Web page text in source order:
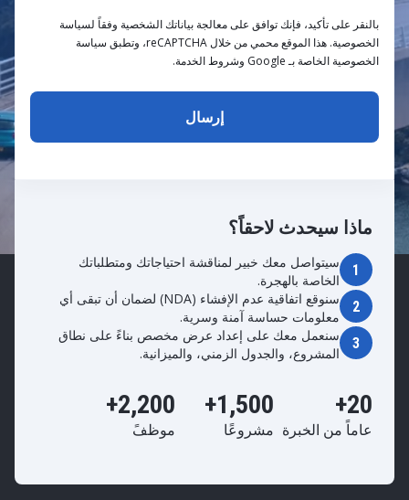
ماذا سيحدث لاحقاً؟
1
سيتواصل معك خبير لمناقشة احتياجاتك ومتطلباتك
الخاصة بالهجرة.
2
سنوقع اتفاقية عدم الإفشاء (NDA) لضمان أن تبقى أي
معلومات حساسة آمنة وسرية.
3
سنعمل معك على إعداد عرض مخصص بناءً على نطاق
المشروع، والجدول الزمني، والميزانية.
20+
عاماً من الخبرة
1,500+
مشروعًا
2,200+
موظفً
بالنقر على تأكيد، فإنك توافق على معالجة بياناتك الشخصية وفقاً لسياسة
الخصوصية. هذا الموقع محمي من خلال reCAPTCHA، وتطبق سياسة
الخصوصية الخاصة بـ Google وشروط الخدمة.